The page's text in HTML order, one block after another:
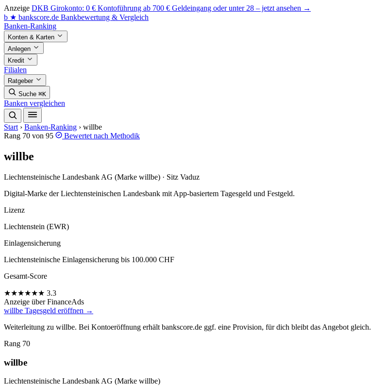
Anzeige DKB Girokonto: 0 € Kontoführung ab 700 € Geldeingang oder unter 28 – jetzt ansehen →
b ★ bankscore.de Bankbewertung & Vergleich
Banken-Ranking
Konten & Karten
Anlegen
Kredit
Filialen
Ratgeber
Suche ⌘K
Banken vergleichen
Start › Banken-Ranking › willbe
Rang 70 von 95
Bewertet nach Methodik
willbe
Liechtensteinische Landesbank AG (Marke willbe) · Sitz Vaduz
Digital-Marke der Liechtensteinischen Landesbank mit App-basiertem Tagesgeld und Festgeld.
Lizenz
Liechtenstein (EWR)
Einlagensicherung
Liechtensteinische Einlagensicherung bis 100.000 CHF
Gesamt-Score
★★★★★★ 3.3
Anzeige über FinanceAds
willbe Tagesgeld eröffnen →
Weiterleitung zu willbe. Bei Kontoeröffnung erhält bankscore.de ggf. eine Provision, für dich bleibt das Angebot gleich.
Rang 70
willbe
Liechtensteinische Landesbank AG (Marke willbe)